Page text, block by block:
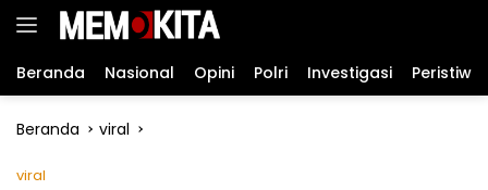
Langsung
Beranda Nasional Opini Polri Investigasi Peristiwa
Beranda viral
viral